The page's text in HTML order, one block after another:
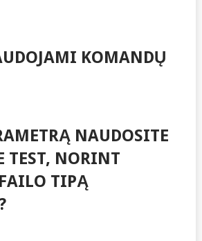
KOMANDŲ
NAUDOSITE
TEST, NORINT
TIPĄ